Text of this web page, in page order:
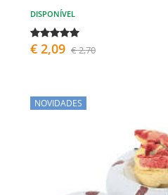
DISPONÍVEL
€ 2,09 € 2,70
NOVIDADES